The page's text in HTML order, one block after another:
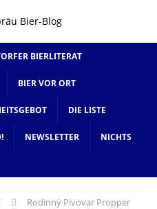
BIERLITERAT
BIER VOR ORT
DIE LISTE
NEWSLETTER NICHTS
Rodinný Pivovar Propper